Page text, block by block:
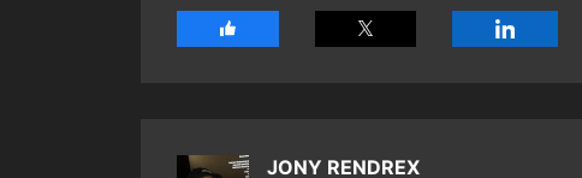
JONY RENDREX